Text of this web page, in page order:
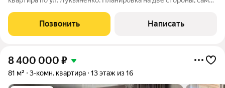
изолированные комнаты, очень просторная кухня, большой
коридор, два санузла,
Позвонить Написать
8 400 000 ₽
81 м² 3-комн. квартира 13 этаж из 16